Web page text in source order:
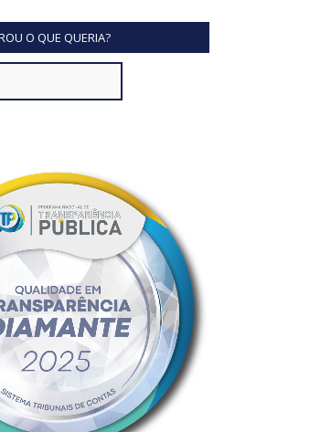
O QUE QUERIA?